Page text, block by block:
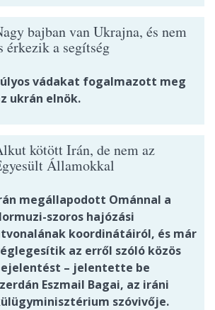
bajban van Ukrajna, és nem
érkezik a segítség
vádakat fogalmazott meg
ukrán elnök.
kötött Irán, de nem az
Államokkal
megállapodott Ománnal a
szoros hajózási
koordinátáiról, és már
az erről szóló közös
– jelentette be
Eszmail Bagai, az iráni
szóvivője.